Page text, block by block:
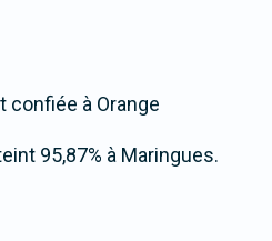
confiée à Orange
95,87% à Maringues.